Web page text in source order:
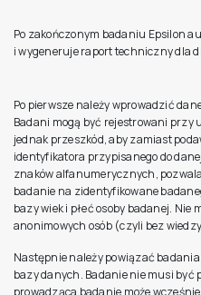
Po zakończonym badaniu Epsilon
i wygeneruje raport techniczny dla
Po pierwsze należy wprowadzić
Badani mogą być rejestrowani przy
jednak przeszkód, aby zamiast
identyfikatora przypisanego do
znaków alfanumerycznych,
badanie na zidentyfikowane
bazy wiek i płeć osoby badanej.
anonimowych osób (czyli bez
Następnie należy powiązać
bazy danych. Badanie nie musi być